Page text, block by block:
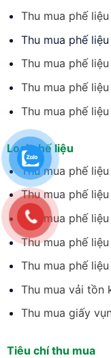
Thu mua phế
Thu mua phế
Thu mua phế
Thu mua phế
Thu mua phế
Loại phế liệu
Thu mua phế
Thu mua phế
Thu mua phế
Thu mua phế
Thu mua phế
Thu mua vải tồn
Thu mua giấy
Tiêu chí thu mua